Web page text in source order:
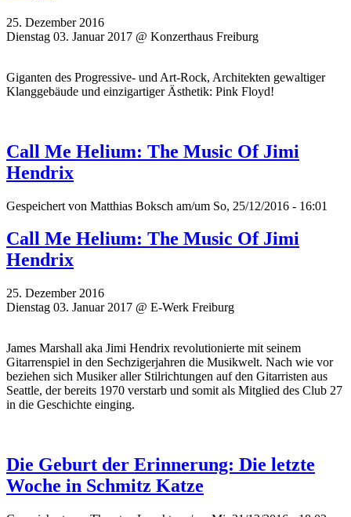
25. Dezember 2016
Dienstag 03. Januar 2017 @ Konzerthaus Freiburg
Giganten des Progressive- und Art-Rock, Architekten gewaltiger
Klanggebäude und einzigartiger Ästhetik: Pink Floyd!
Call Me Helium: The Music Of Jimi
Hendrix
Gespeichert von Matthias Boksch am/um So, 25/12/2016 - 16:01
Call Me Helium: The Music Of Jimi
Hendrix
25. Dezember 2016
Dienstag 03. Januar 2017 @ E-Werk Freiburg
James Marshall aka Jimi Hendrix revolutionierte mit seinem
Gitarrenspiel in den Sechzigerjahren die Musikwelt. Nach wie vor
beziehen sich Musiker aller Stilrichtungen auf den Gitarristen aus
Seattle, der bereits 1970 verstarb und somit als Mitglied des Club 27
in die Geschichte einging.
Die Geburt der Erinnerung: Die letzte
Woche in Schmitz Katze